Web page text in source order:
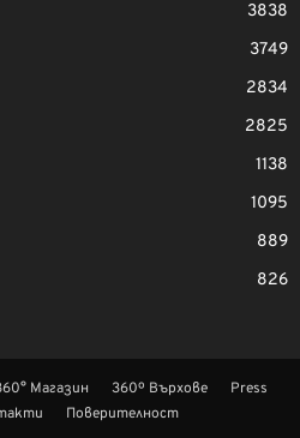
3838
3749
2834
2825
1138
1095
889
826
Магазин 360º Върхове
Press
Поверителност